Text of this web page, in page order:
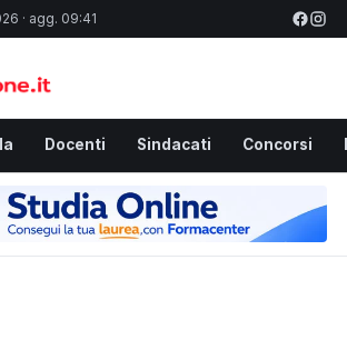
· agg. 09:41
Docenti Sindacati Concorsi